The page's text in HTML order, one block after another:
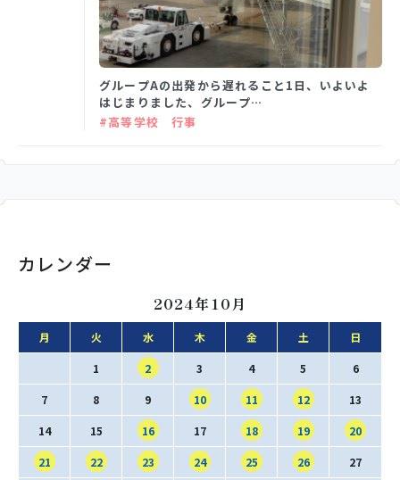
利用規約・免責事項 個人情報保護方針
SNS運用ポリシー 学校いじめ防止基本方針
採用情報
グループAの出発から遅れること1日、いよいよ
はじまりました、グループ…
#高等学校 行事
カレンダー
2024年10月
月 火 水 木 金 土 日
1 2 3 4 5 6
7 8 9 10 11 12 13
14 15 16 17 18 19 20
21 22 23 24 25 26 27